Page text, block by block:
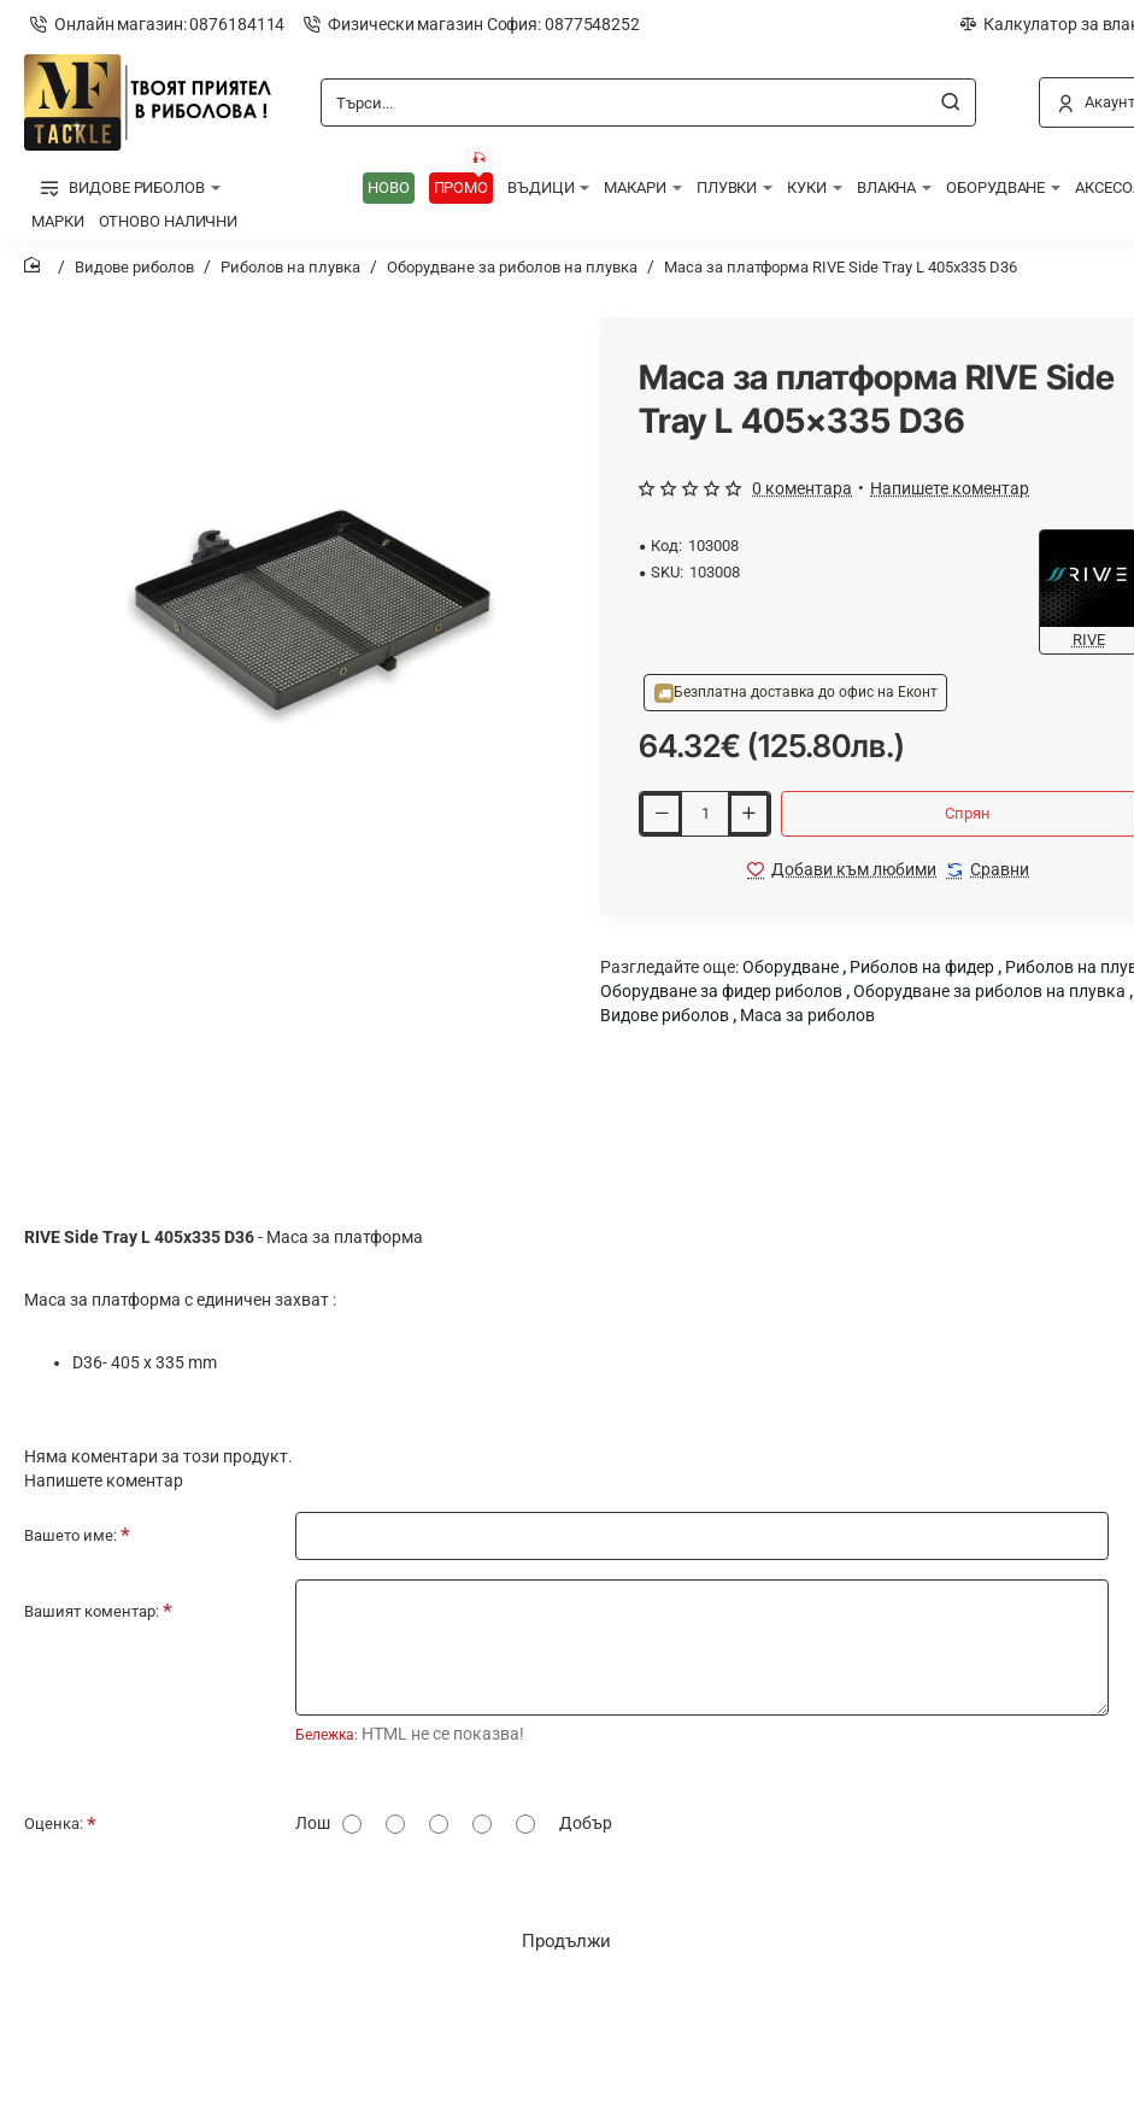
Онлайн магазин: 0876184114 Физически магазин София: 0877548252 Калкулатор за
Търси... Акаунт
ВИДОВЕ РИБОЛОВ НОВО ПРОМО
🎣
ВЪДИЦИ МАКАРИ ПЛУВКИ КУКИ ВЛАКНА ОБОРУДВАНЕ
МАРКИ
ОТНОВО НАЛИЧНИ
Видове риболов Риболов на плувка Оборудване за риболов на плувка Маса за платформа RIVE Side Tray L 405x335 D36
Маса за платформа RIVE Side
Tray L 405x335 D36
Код: 103008
SKU: 103008
RIVE
0 коментара • Напишете коментар
Безплатна доставка до офис на Еконт
64.32€ (125.80лв.)
Спрян
Добави към любими Сравни
Разгледайте още:Оборудване , Риболов на фидер , Риболов на
Оборудване за фидер риболов ,Оборудване за риболов на плувка ,
Видове риболов , Маса за риболов
RIVE Side Tray L 405x335 D36- Маса за платформа
Маса за платформа с единичен захват :
D36- 405 х 335 mm
Няма коментари за този продукт.
Напишете коментар
Вашето име:
Вашият коментар:
Бележка: HTML не се показва!
О
Оценка: Лош Добър
Продължи